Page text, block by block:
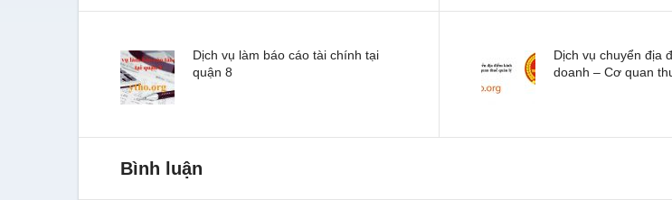
Dịch vụ làm báo cáo tài chính tại
quận 8
Dịch vụ chuyển địa
doanh – Cơ quan
Bình luận